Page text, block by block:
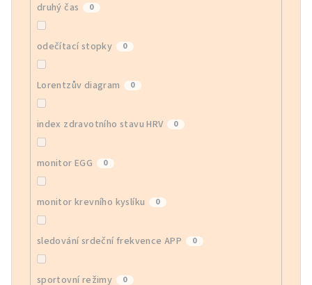
druhý čas 0
odečítací stopky 0
Lorentzův diagram 0
index zdravotního stavu HRV 0
monitor EGG 0
monitor krevního kyslíku 0
sledování srdeční frekvence APP 0
sportovní režimy 0